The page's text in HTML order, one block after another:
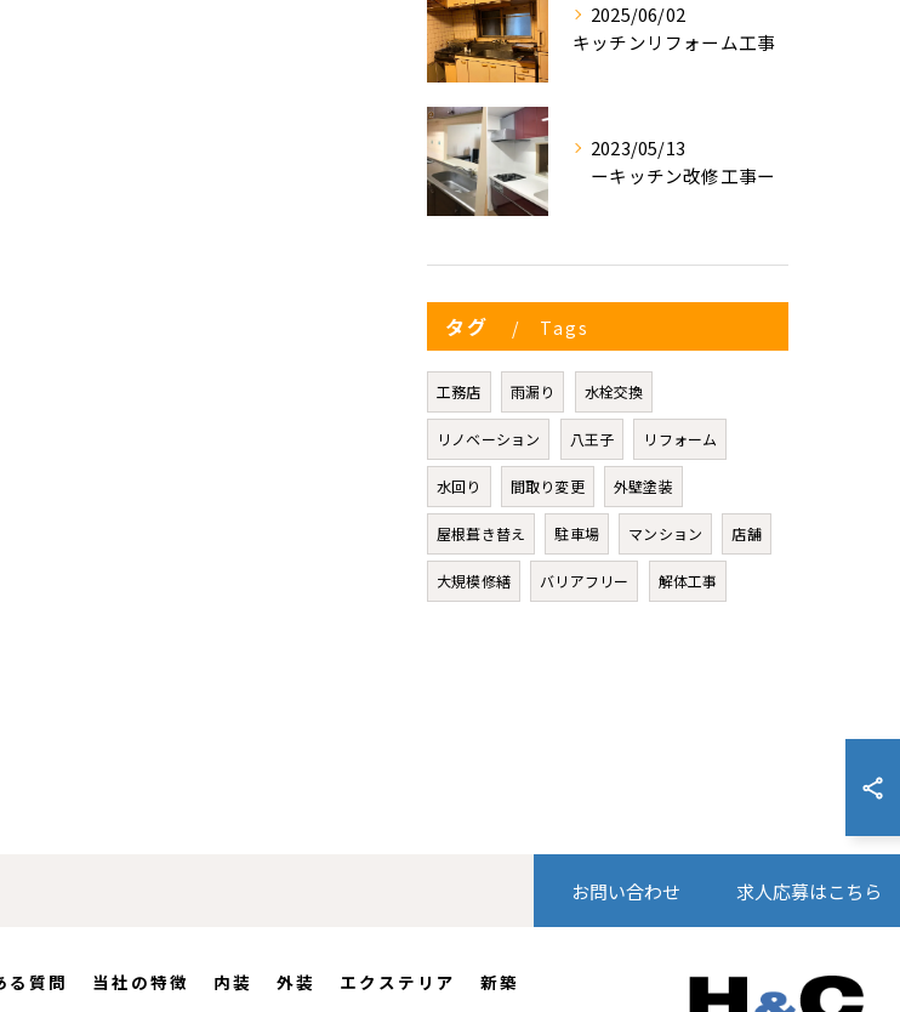
2025/06/02
キッチンリフォーム工事
2023/05/13
ーキッチン改修工事ー
タグ Tags
工務店 雨漏り 水栓交換
リノベーション 八王子 リフォーム
水回り 間取り変更 外壁塗装
屋根葺き替え 駐車場 マンション 店舗
大規模修繕 バリアフリー 解体工事
お問い合わせ 求人応募はこちら
る質問 当社の特徴 内装 外装 エクステリア
新築